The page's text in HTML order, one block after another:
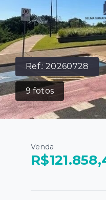
Ref.:20260728
9fotos
Venda